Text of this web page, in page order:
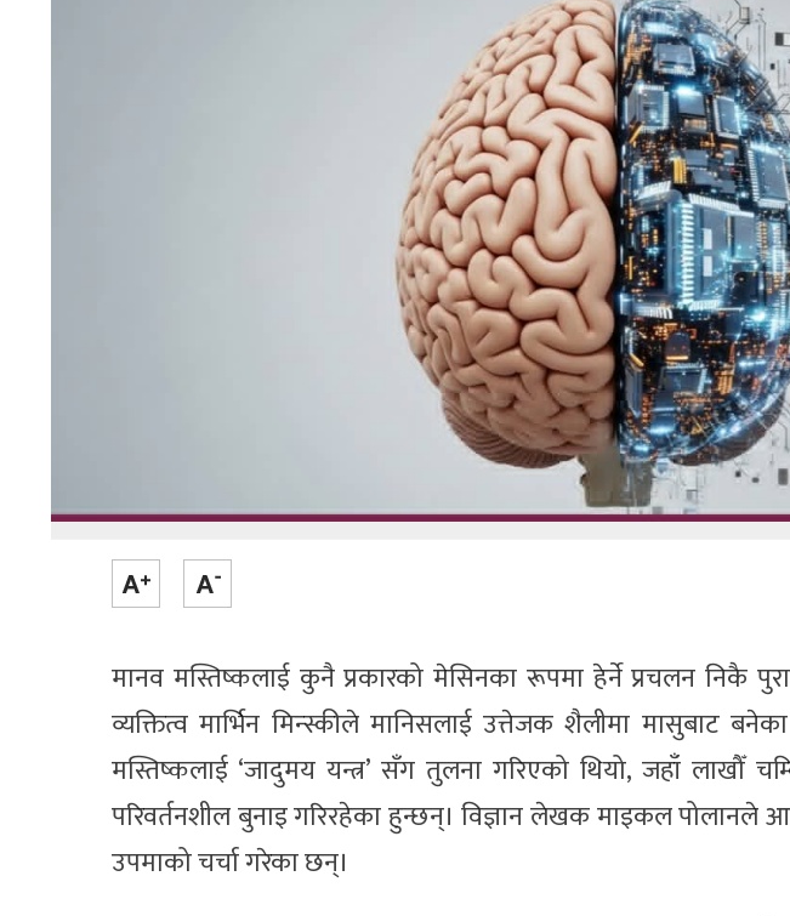
मानव मस्तिष्कलाई कुनै प्रकारको मेसिनका रूपमा हेर्ने प्रचलन निकै
व्यक्तित्व मार्भिन मिन्स्कीले मानिसलाई उत्तेजक शैलीमा मासुबाट
मस्तिष्कलाई ‘जादुमय यन्त्र’ सँग तुलना गरिएको थियो, जहाँ लाखौँ
परिवर्तनशील बुनाइ गरिरहेका हुन्छन्। विज्ञान लेखक माइकल पोलानले
उपमाको चर्चा गरेका छन्।